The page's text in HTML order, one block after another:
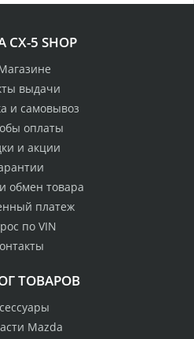
CX-5 SHOP
выдачи
и самовывоз
оплаты
и акции
обмен товара
платеж
по VIN
ТОВАРОВ
Mazda